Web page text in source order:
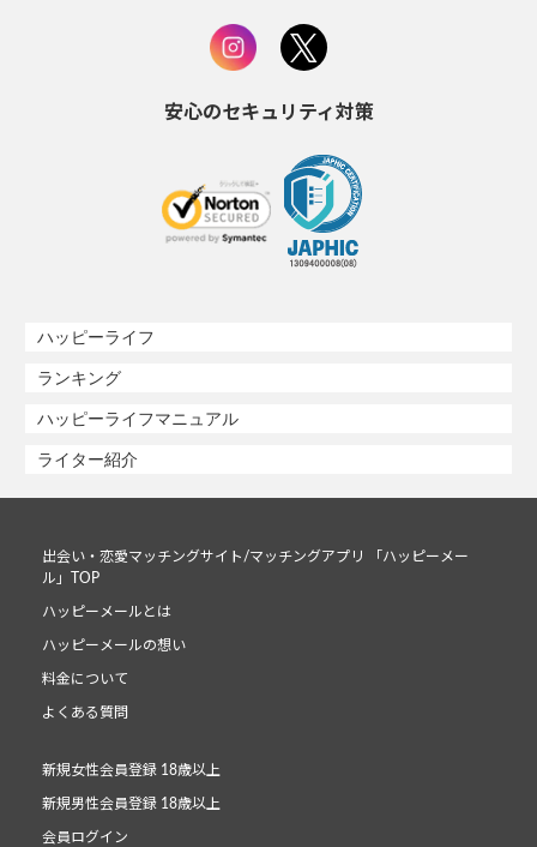
安心のセキュリティ対策
ハッピーライフ
ランキング
ハッピーライフマニュアル
ライター紹介
出会い・恋愛マッチングサイト/マッチングアプリ 「ハッピーメー
ル」TOP
ハッピーメールとは
ハッピーメールの想い
料金について
よくある質問
新規女性会員登録 18歳以上
新規男性会員登録 18歳以上
会員ログイン